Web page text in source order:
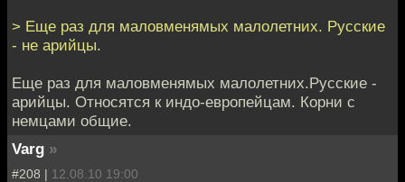
> Еще раз для маловменямых малолетних. Русские
- не арийцы.
Еще раз для маловменямых малолетних.Русские -
арийцы. Относятся к индо-европейцам. Корни с
немцами общие.
Varg »
#208 | 12.08.10 19:00